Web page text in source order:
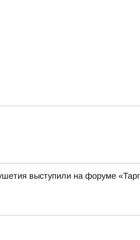
выступили на форуме